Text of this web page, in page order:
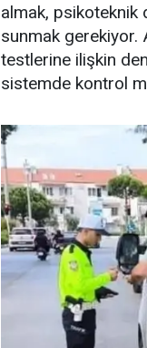
almak, psikoteknik
sunmak gerekiyor.
testlerine ilişkin
sistemde kontrol